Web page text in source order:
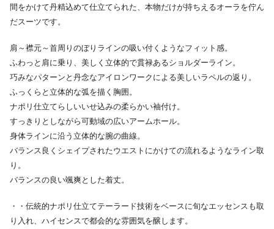
間をかけて丹精込めて仕立てられた、本物だけが持ちえるオーラを佇ん
だスーツです。
肩～襟元～首周りのぼりラインの吸い付くようなフィット感。
ふわっと肩に乗り、美しく立体的で貫禄あるショルダーライン。
巧みなパターンと丹念なアイロンワークによる美しいラペルの返り。
ふっくらと立体的な弧を描く胸囲。
ナポリ仕立てらしいいせ込みの柔らかい袖付け。
すっきりとしながら可動域の広いアームホール。
身体ラインに沿う立体的な腕の曲線。
バランス良くシェイプされたウエストにかけての流れるようなライン取
り。
バランスの良い颯爽とした着丈。
・・伝統的ナポリ仕立てテーラード技術をベースに旬なエッセンスも取
り入れ、ハイセンスで都会的な雰囲気を醸します。